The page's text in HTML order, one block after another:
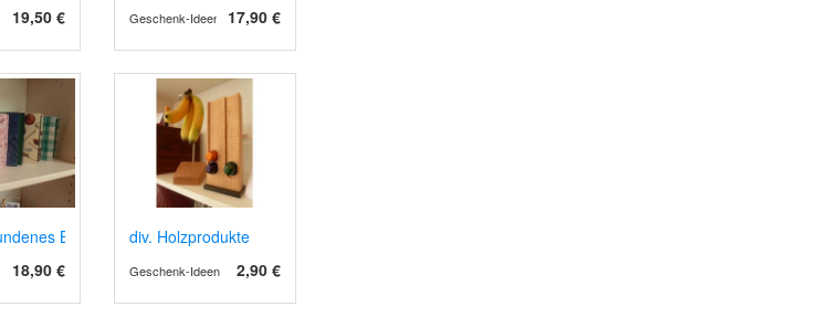
19,50 €
17,90 €
Geschenk-Ideen
Buch
18,90 €
div. Holzprodukte
2,90 €
Geschenk-Ideen